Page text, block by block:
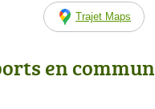
Trajet Maps
en commun